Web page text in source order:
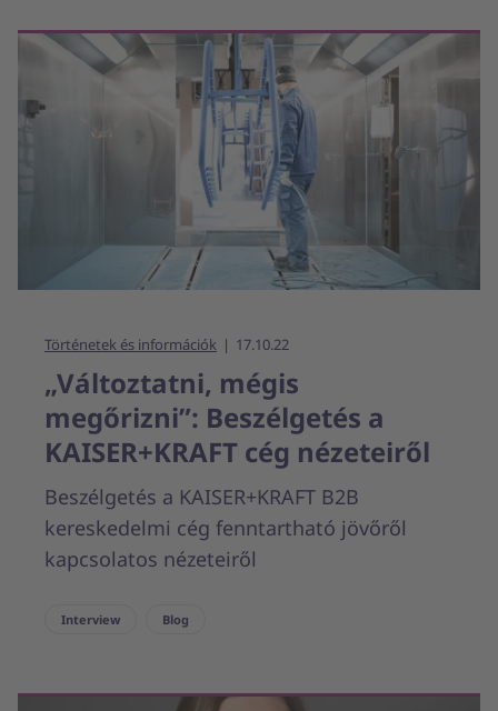
Történetek és információk 17.10.22
„Változtatni, mégis
megőrizni”: Beszélgetés a
KAISER+KRAFT cég nézeteiről
Beszélgetés a KAISER+KRAFT B2B
kereskedelmi cég fenntartható jövőről
kapcsolatos nézeteiről
Interview Blog